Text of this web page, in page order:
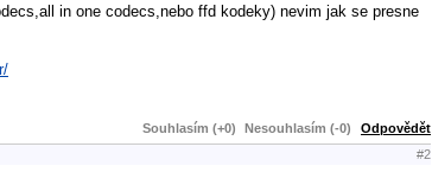
in one codecs,nebo ffd kodeky) nevim jak se presne
Souhlasím (+0) Nesouhlasím (-0) Odpovědět
#2